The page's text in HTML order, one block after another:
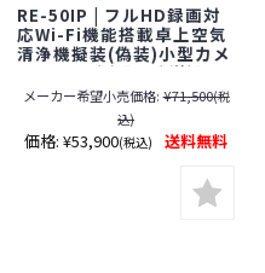
RE-50IP | フルHD録画対
応Wi-Fi機能搭載卓上空気
清浄機擬装(偽装)小型カメ
ラ【すぐ発(即日発送)】
【レンズ隠しフィルムサ
ービス対象品(当社限定)】
【サンメカトロニクス】
【スパイカメラ】【隠し
メーカー希望小売価格: ¥71,500(税
込)
価格: ¥53,900(税込) 送料無料